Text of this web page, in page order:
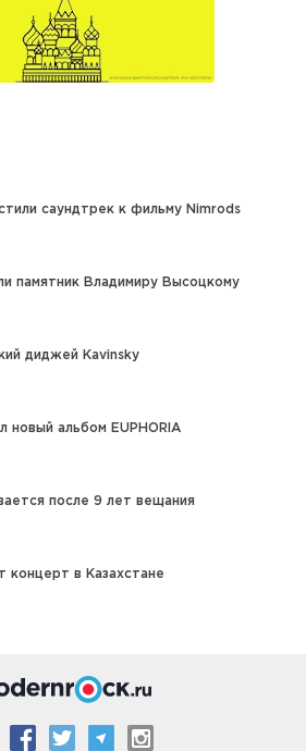
саундтрек к фильму Nimrods
памятник Владимиру Высоцкому
диджей Kavinsky
новый альбом EUPHORIA
после 9 лет вещания
концерт в Казахстане